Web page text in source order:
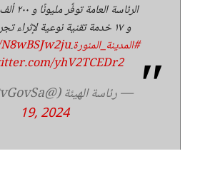
الرئاسة
و ١٧ خدمة تقنية نوعية لإثراء تجربة الزوار بـ
#المدينة_المنورة.
yhV2TCEDr2
— رئاسة الهيئة (@PvGovSa)
19, 2024